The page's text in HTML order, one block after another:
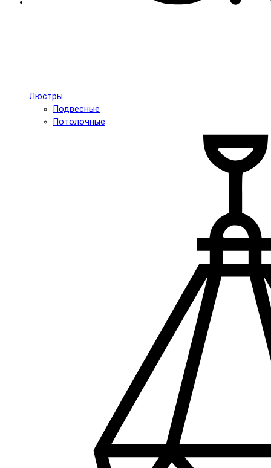
Люстры
Подвесные
Потолочные